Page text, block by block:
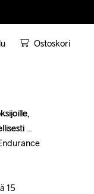
Ostoskori
15
15